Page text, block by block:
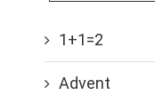
1+1=2
Advent